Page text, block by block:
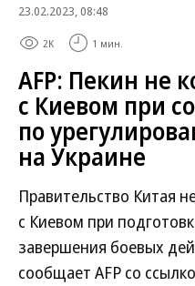
23.02.2023, 08:48
2K 1 мин.
AFP: Пекин не
с Киевом при
по
на Украине
Правительство Китая
с Киевом при
завершения боевых
сообщает AFP со